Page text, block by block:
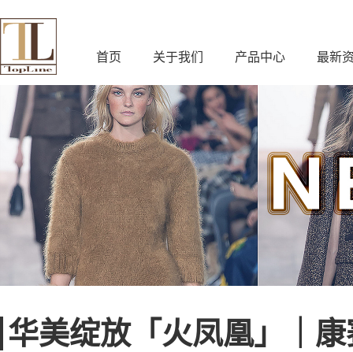
首页 关于我们 产品中心 最新
华美绽放「火凤凰」｜